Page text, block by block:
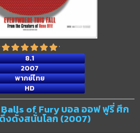
8.1
2007
พากย์ไทย
HD
of Fury บอล ออฟ ฟูรี่ ศึก
งดั๋งสนั่นโลก (2007)